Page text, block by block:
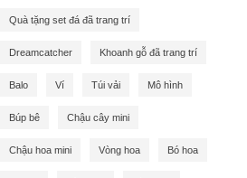
Quà tặng set đá đã trang trí
Dreamcatcher Khoanh gỗ đã trang trí
Balo Ví Túi vải Mô hình
Búp bê Chậu cây mini
Chậu hoa mini Vòng hoa Bó hoa